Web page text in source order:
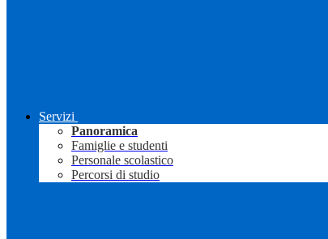
Servizi
Panoramica
Famiglie e studenti
Personale scolastico
Percorsi di studio